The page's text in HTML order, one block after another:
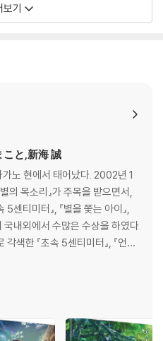
(1분 10초)
경, 추가 또는 삭제 될 수 있습니다.
보기
と,新海 誠
노 현에서 태어났다. 2002년 1
의 목소리』가 주목을 받으면서,
5센티미터』, 『별을 쫓는 아이』,
국내외에서 수많은 수상을 하였다.
색한 『초속 5센티미터』, 『언어
년 발표한 『너의 이름은』은
세계에서 큰 인기를 모았다. 원작